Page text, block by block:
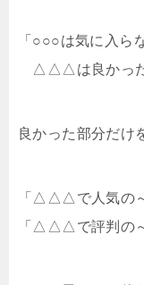
「○○○は気に入ら
△△△は良かった
良かった部分だけ
「△△△で人気の
「△△△で評判の